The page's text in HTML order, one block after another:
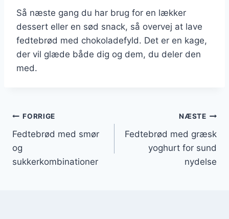
Så næste gang du har brug for en lækker
dessert eller en sød snack, så overvej at lave
fedtebrød med chokoladefyld. Det er en kage,
der vil glæde både dig og dem, du deler den
med.
Indlægsnavigation
FORRIGE
Fedtebrød med smør
og
sukkerkombinationer
NÆSTE
Fedtebrød med græsk
yoghurt for sund
nydelse